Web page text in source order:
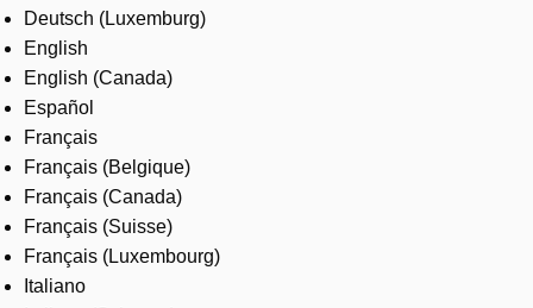
Contact us
Careers
Deutsch (Luxemburg)
English
English (Canada)
Español
Français
Français (Belgique)
Français (Canada)
Français (Suisse)
Français (Luxembourg)
Italiano